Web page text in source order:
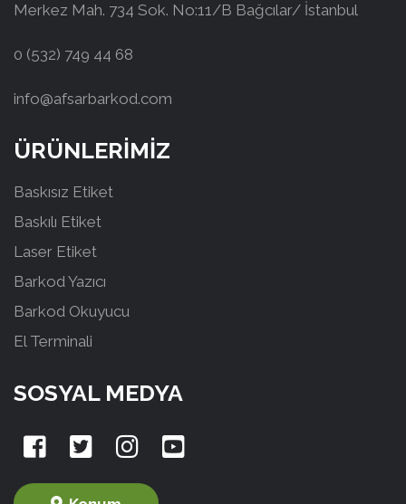
Merkez Mah. 734 Sok. No:11/B Bağcılar/ İstanbul
0 (532) 749 44 68
info@afsarbarkod.com
ÜRÜNLERİMİZ
Baskısız Etiket
Baskılı Etiket
Laser Etiket
Barkod Yazıcı
Barkod Okuyucu
El Terminali
SOSYAL MEDYA